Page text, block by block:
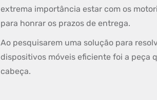
extrema importância estar com os
para honrar os prazos de entrega.
Ao pesquisarem uma solução para
dispositivos móveis eficiente foi a peça
cabeça.